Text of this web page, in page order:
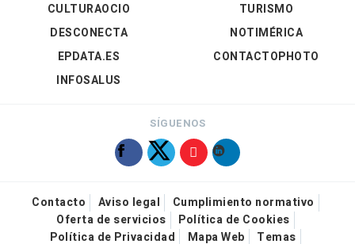
CULTURAOCIO
DESCONECTA
EPDATA.ES
INFOSALUS
TURISMO
NOTIMÉRICA
CONTACTOPHOTO
SÍGUENOS
Contacto Aviso legal
Cumplimiento normativo
Oferta de servicios
Política de Cookies
Política de Privacidad
Mapa Web Temas